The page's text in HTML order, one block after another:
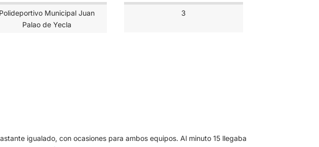
Polideportivo Municipal Juan
Palao de Yecla
3
igualado, con ocasiones para ambos equipos. Al minuto 15 llegaba